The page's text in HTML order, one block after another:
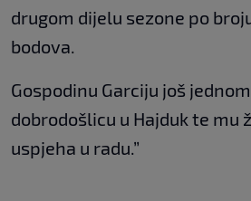
drugom dijelu sezone po
bodova.
Gospodinu Garciju još
dobrodošlicu u Hajduk te mu
uspjeha u radu.”